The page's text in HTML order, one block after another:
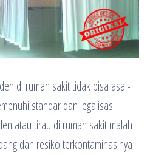
di rumah sakit tidak bisa asal-
standar dan legalisasi
atau tirau di rumah sakit malah
dan resiko terkontaminasinya